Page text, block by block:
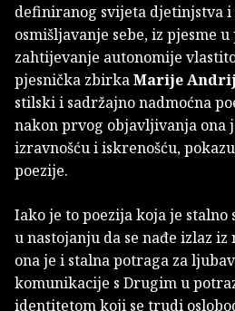
definiranog svijeta djetinjstva i
osmišljavanje sebe, iz pjesme
zahtijevanje autonomije
pjesnička zbirkaMarije
stilski i sadržajno nadmoćna
nakon prvog objavljivanja ona
izravnošću i iskrenošću,
poezije.
Iako je to poezija koja je stalno
u nastojanju da se nađe izlaz
ona je i stalna potraga za
komunikacije s Drugim u
identitetom koji se trudi